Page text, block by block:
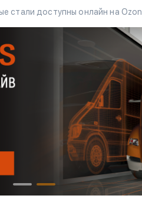
стали доступны онлайн на Ozon